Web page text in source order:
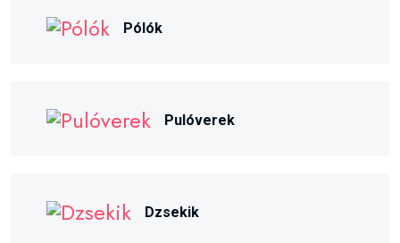
Pólók
Pulóverek
Dzsekik